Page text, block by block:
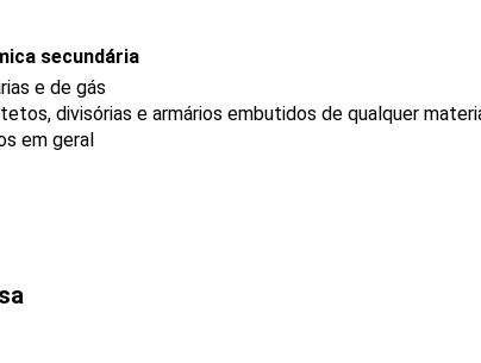
secundária
e de gás
divisórias e armários embutidos de qualquer
em geral